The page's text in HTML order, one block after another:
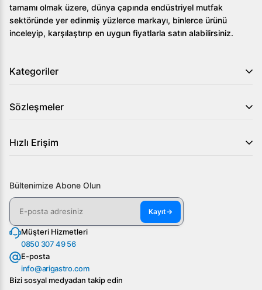
tamamı olmak üzere, dünya çapında endüstriyel mutfak
sektöründe yer edinmiş yüzlerce markayı, binlerce ürünü
inceleyip, karşılaştırıp en uygun fiyatlarla satın alabilirsiniz.
Kategoriler
Sözleşmeler
Hızlı Erişim
Bültenimize Abone Olun
Kayıt→
Müşteri Hizmetleri
0850 307 49 56
E-posta
info@arigastro.com
Bizi sosyal medyadan takip edin